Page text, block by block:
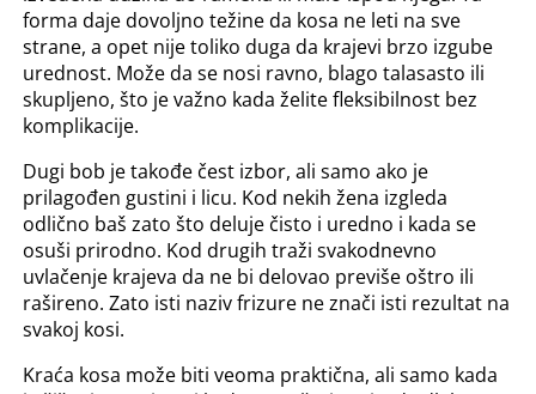
forma daje dovoljno težine da kosa ne leti na sve
strane, a opet nije toliko duga da krajevi brzo izgube
urednost. Može da se nosi ravno, blago talasasto ili
skupljeno, što je važno kada želite fleksibilnost bez
komplikacije.
Dugi bob je takođe čest izbor, ali samo ako je
prilagođen gustini i licu. Kod nekih žena izgleda
odlično baš zato što deluje čisto i uredno i kada se
osuši prirodno. Kod drugih traži svakodnevno
uvlačenje krajeva da ne bi delovao previše oštro ili
rašireno. Zato isti naziv frizure ne znači isti rezultat na
svakoj kosi.
Kraća kosa može biti veoma praktična, ali samo kada